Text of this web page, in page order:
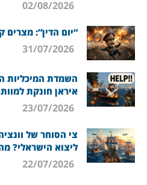
“יום הדין”:
השמדת המיכליות
איראן חונקת
צי הסוחר של
ליצוא הישראלי?